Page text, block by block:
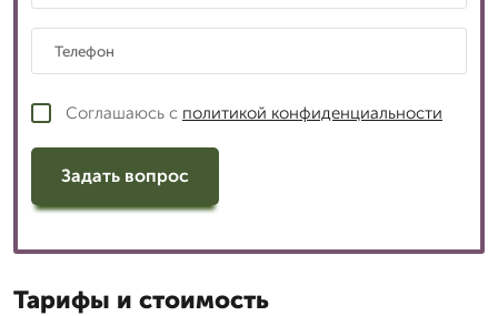
Соглашаюсь с политикой конфиденциальности
Задать вопрос
Тарифы и стоимость